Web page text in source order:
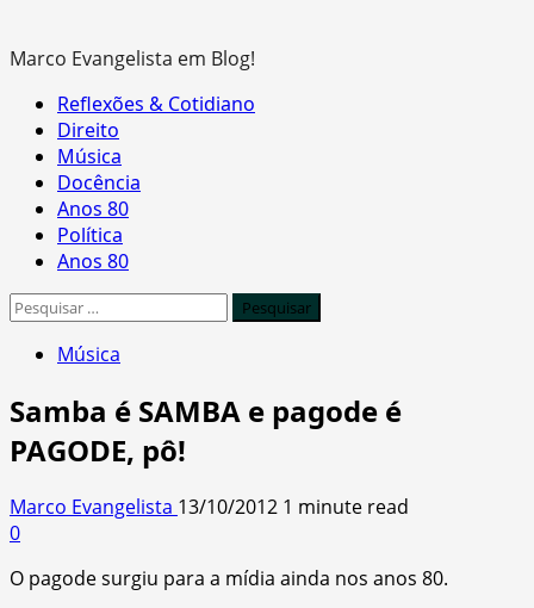
Marco Evangelista em Blog!
Primary
Menu
Reflexões & Cotidiano
Direito
Música
Docência
Anos 80
Política
Anos 80
Pesquisar
Música
Samba é SAMBA e pagode é
PAGODE, pô!
Marco Evangelista 13/10/2012 1 minute read
0
O pagode surgiu para a mídia ainda nos anos 80.